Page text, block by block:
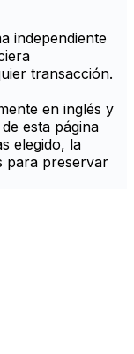
independiente
transacción.
en inglés y
esta página
elegido, la
para preservar